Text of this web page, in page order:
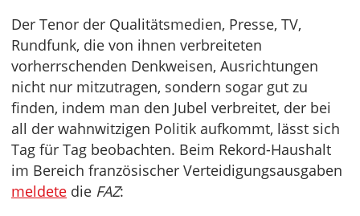
Der Tenor der Qualitätsmedien, Presse, TV,
Rundfunk, die von ihnen verbreiteten
vorherrschenden Denkweisen, Ausrichtungen
nicht nur mitzutragen, sondern sogar gut zu
finden, indem man den Jubel verbreitet, der bei
all der wahnwitzigen Politik aufkommt, lässt sich
Tag für Tag beobachten. Beim Rekord-Haushalt
im Bereich französischer Verteidigungsausgaben
meldete die FAZ: